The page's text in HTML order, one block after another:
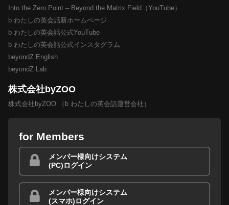
Into the Zero Point – Beyond the Matrix Field（YouTube）
b わたしの英会話新ホームページ
b わたしの英会話公式YouTube
b わたしの英会話公式インスタグラム
beyondZ English
beyondZ Lab
株式会社byZOO
株式会社byZOO （b わたしの英会話運営会社）
for Members
メンバー様向けシステム
(PC)ログイン
メンバー様向けシステム
(スマホ)ログイン